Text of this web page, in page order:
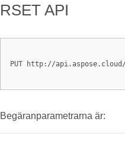
RSET API
PUT http://
Begäranparametrarna är: